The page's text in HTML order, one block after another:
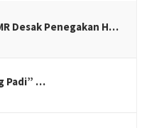
Desak Penegakan H…
Padi” …